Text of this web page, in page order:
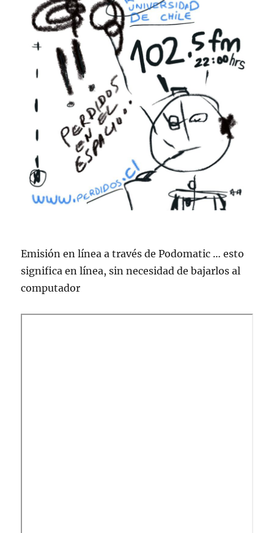
Emisión en lí­nea a través de Podomatic … esto
significa en lí­nea, sin necesidad de bajarlos al
computador